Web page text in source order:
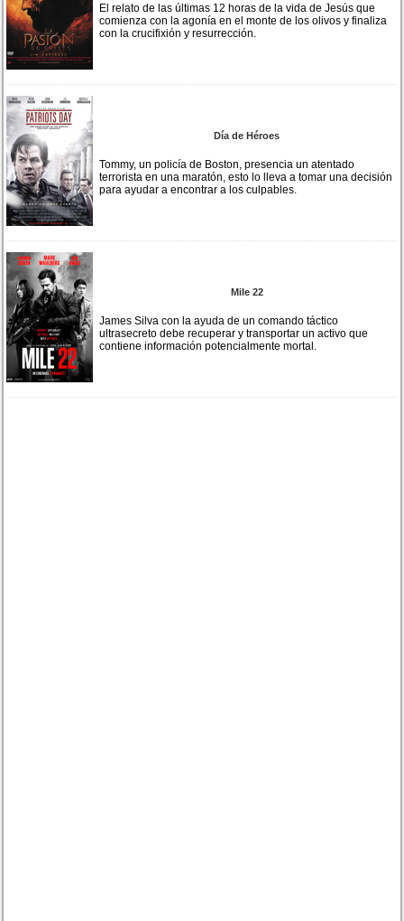
El relato de las últimas 12 horas de la vida de Jesús que
comienza con la agonía en el monte de los olivos y finaliza
con la crucifixión y resurrección.
Día de Héroes
Tommy, un policía de Boston, presencia un atentado
terrorista en una maratón, esto lo lleva a tomar una decisión
para ayudar a encontrar a los culpables.
Mile 22
James Silva con la ayuda de un comando táctico
ultrasecreto debe recuperar y transportar un activo que
contiene información potencialmente mortal.